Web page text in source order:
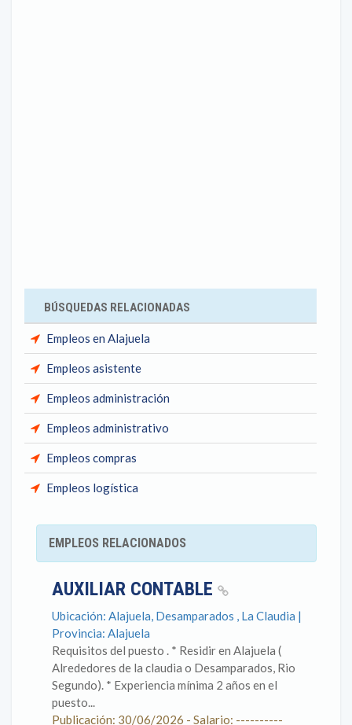
BÚSQUEDAS RELACIONADAS
Empleos en Alajuela
Empleos asistente
Empleos administración
Empleos administrativo
Empleos compras
Empleos logística
EMPLEOS RELACIONADOS
AUXILIAR CONTABLE
Ubicación: Alajuela, Desamparados , La Claudia |
Provincia: Alajuela
Requisitos del puesto . * Residir en Alajuela (
Alrededores de la claudia o Desamparados, Rio
Segundo). * Experiencia mínima 2 años en el
puesto...
Publicación: 30/06/2026 - Salario: ----------